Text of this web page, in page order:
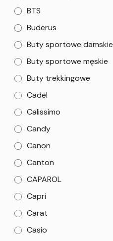
BTS
Buderus
Buty sportowe damskie
Buty sportowe męskie
Buty trekkingowe
Cadel
Calissimo
Candy
Canon
Canton
CAPAROL
Capri
Carat
Casio